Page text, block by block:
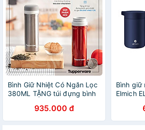
Bình Giữ Nhiệt Có Ngăn Lọc
380ML TẶNG túi đựng bình
935.000 đ
Bình giữ
Elmich
tay cầm
chống